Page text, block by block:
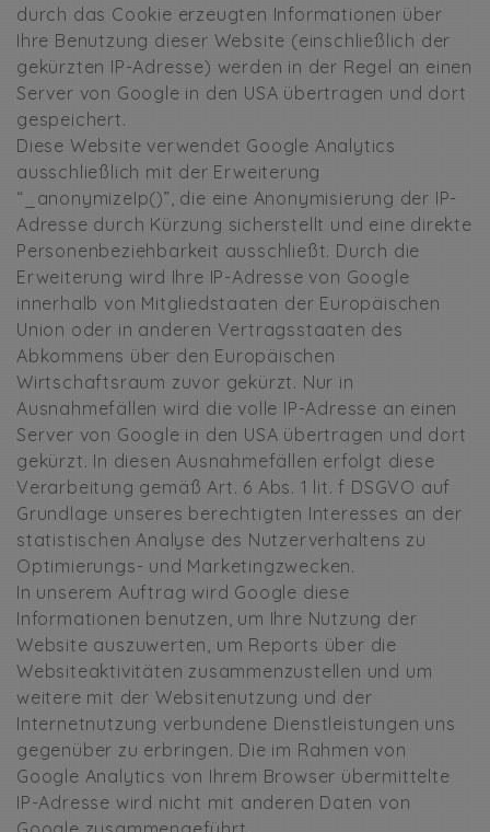
durch das Cookie erzeugten Informationen über
Ihre Benutzung dieser Website (einschließlich der
gekürzten IP-Adresse) werden in der Regel an einen
Server von Google in den USA übertragen und dort
gespeichert.
Diese Website verwendet Google Analytics
ausschließlich mit der Erweiterung
“_anonymizeIp()”, die eine Anonymisierung der IP-
Adresse durch Kürzung sicherstellt und eine direkte
Personenbeziehbarkeit ausschließt. Durch die
Erweiterung wird Ihre IP-Adresse von Google
innerhalb von Mitgliedstaaten der Europäischen
Union oder in anderen Vertragsstaaten des
Abkommens über den Europäischen
Wirtschaftsraum zuvor gekürzt. Nur in
Ausnahmefällen wird die volle IP-Adresse an einen
Server von Google in den USA übertragen und dort
gekürzt. In diesen Ausnahmefällen erfolgt diese
Verarbeitung gemäß Art. 6 Abs. 1 lit. f DSGVO auf
Grundlage unseres berechtigten Interesses an der
statistischen Analyse des Nutzerverhaltens zu
Optimierungs- und Marketingzwecken.
In unserem Auftrag wird Google diese
Informationen benutzen, um Ihre Nutzung der
Website auszuwerten, um Reports über die
Websiteaktivitäten zusammenzustellen und um
weitere mit der Websitenutzung und der
Internetnutzung verbundene Dienstleistungen uns
gegenüber zu erbringen. Die im Rahmen von
Google Analytics von Ihrem Browser übermittelte
IP-Adresse wird nicht mit anderen Daten von